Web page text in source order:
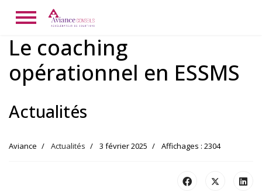
Actualités
Le coaching
opérationnel en ESSMS
Aviance Actualités 3 février 2025 Affichages : 2304